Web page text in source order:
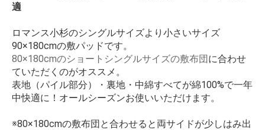
適
ロマンス小杉のシングルサイズより小さいサイズ
90×180cmの敷パッドです。
80×180cmのショートシングルサイズの敷布団に合わせ
ていただくのがオススメ。
表地（パイル部分）・裏地・中綿すべてが綿100%で一年
中快適に！オールシーズンお使いいただけます。
※80×180cmの敷布団と合わせると両サイドが少しはみ出